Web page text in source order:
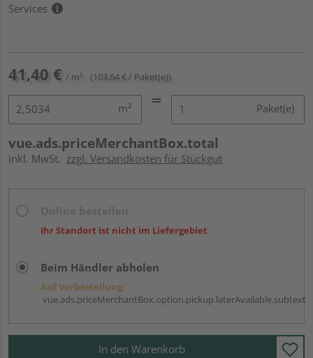
Services
41,40 € / m² (103,64 € / Paket(e))
m² Paket(e)
vue.ads.priceMerchantBox.total
inkl. MwSt. zzgl. Versandkosten für Stückgut
Ihr Standort ist nicht im Liefergebiet
Beim Händler abholen
Auf Vorbestellung:
vue.ads.priceMerchantBox.option.pickup.laterAvailable.subtext
In den Warenkorb